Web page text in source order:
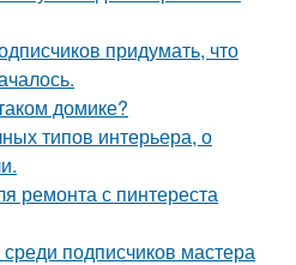
придумать, что
домике?
типов интерьера, о
ремонта с пинтереста
подписчиков мастера